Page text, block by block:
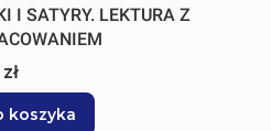
I SATYRY. LEKTURA Z
koszyka